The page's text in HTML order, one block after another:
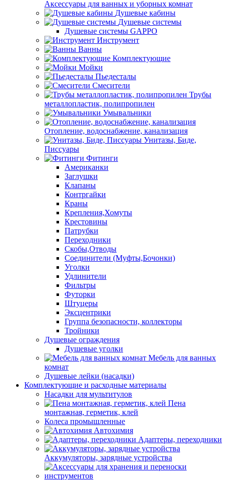
Аксессуары для ванных и уборных комнат
Душевые кабины
Душевые системы
Душевые системы GAPPO
Инструмент
Ванны
Комплектующие
Мойки
Пьедесталы
Смесители
Трубы
металлопластик, полипропилен
Умывальники
Отопление, водоснабжение, канализация
Унитазы, Биде,
Писсуары
Фитинги
Американки
Заглушки
Клапаны
Контргайки
Краны
Крепления,Хомуты
Крестовины
Патрубки
Переходники
Скобы,Отводы
Соединители (Муфты,Бочонки)
Уголки
Удлинители
Фильтры
Футорки
Штуцеры
Эксцентрики
Группа безопасности, коллекторы
Тройники
Душевые ограждения
Душевые уголки
Мебель для ванных
комнат
Душевые лейки (насадки)
Комплектующие и расходные материалы
Насадки для мультитулов
Пена
монтажная, герметик, клей
Колеса промышленные
Автохимия
Адаптеры, переходники
Аккумуляторы, зарядные устройства